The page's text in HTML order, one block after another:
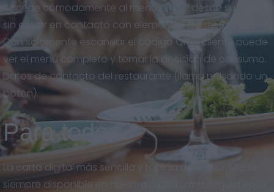
Accede cómodamente al menú digital desde su celular
sin entrar en contacto con elementos del restaurante.
Con solamente escanear el código QR el cliente puede
ver el menú completo y tomar la decisión de consumo.
Datos de contacto del restaurante (llama pulsando un
botón).
Para todos
La carta digital más sencilla y rápida de utilizar. Menú
siempre disponible en nuestra plataforma segura en la